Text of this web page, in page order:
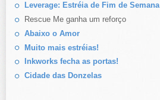
Leverage: Estréia de Fim de Semana
Rescue Me ganha um reforço
Abaixo o Amor
Muito mais estréias!
Inkworks fecha as portas!
Cidade das Donzelas